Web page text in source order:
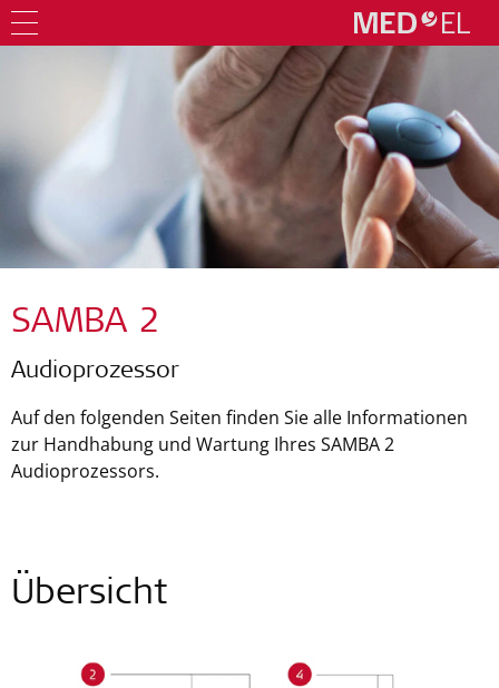
SAMBA 2
Audioprozessor
Auf den folgenden Seiten finden Sie alle Informationen
zur Handhabung und Wartung Ihres SAMBA 2
Audioprozessors.
Übersicht